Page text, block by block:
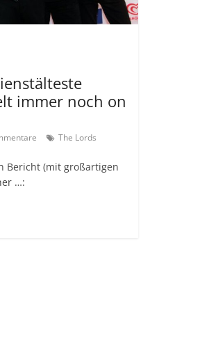
immer noch on
The Lords
Bericht (mit großartigen
…: